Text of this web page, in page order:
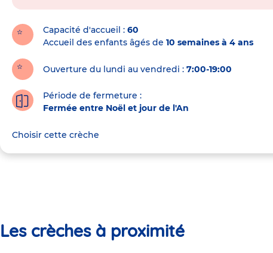
crècheCapacité d'accueil
60
Accueil des enfants âgés de 10 semaines à 4 ans
Ouverture du lundi au vendredi : 7:00-19:00
Période de fermeture :
Fermée entre Noël et jour de l'An
Choisir cette crèche
Les crèches à proximité